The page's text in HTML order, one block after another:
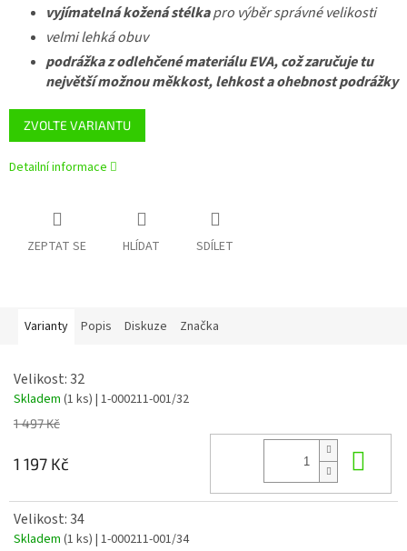
ZVOLTE VARIANTU
vyjímatelná kožená stélkapro výběr správné velikosti
velmi lehká obuv
podrážka z odlehčené materiálu EVA, což zaručuje tu
největší možnou měkkost, lehkost a ohebnost podrážky
Detailní informace
ZEPTAT SE HLÍDAT SDÍLET
Varianty Popis Diskuze Značka
Velikost: 32
Skladem (1 ks) | 1-000211-001/32
1 497 Kč
1 197 Kč
Velikost: 34
Skladem (1 ks) | 1-000211-001/34